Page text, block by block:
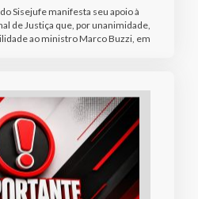
Sisejufe manifesta seu apoio à
de Justiça que, por unanimidade,
ao ministro Marco Buzzi, em